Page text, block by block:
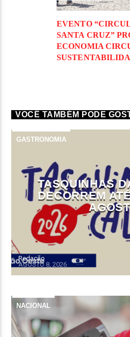
EVENTO
SANTA CRUZ”
ECONOMIA
VOCÊ TAMBÉM PODE
GASTRONOMIA
TASQUINHAS
DECORREM
Redação
AGOSTO 8, 2026
NACIONAL